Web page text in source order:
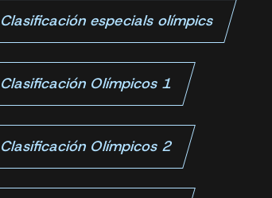
Clasificación especials olímpics
Clasificación Olímpicos 1
Clasificación Olímpicos 2